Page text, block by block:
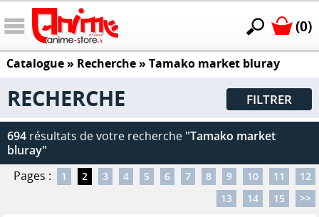
(0)
Catalogue» Recherche » Tamako market bluray
RECHERCHE FILTRER
694 résultats de votre recherche "Tamako market
bluray"
Pages :
1 2 3 4 5 6 7 8 9 10 11
12
13
14 15
>>